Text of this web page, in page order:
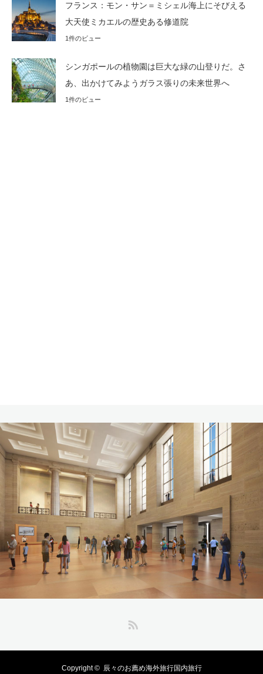
フランス：モン・サン＝ミシェル海上にそびえる
大天使ミカエルの歴史ある修道院
1件のビュー
シンガポールの植物園は巨大な緑の山登りだ。さ
あ、出かけてみようガラス張りの未来世界へ
1件のビュー
Copyright © 辰々のお薦め海外旅行国内旅行